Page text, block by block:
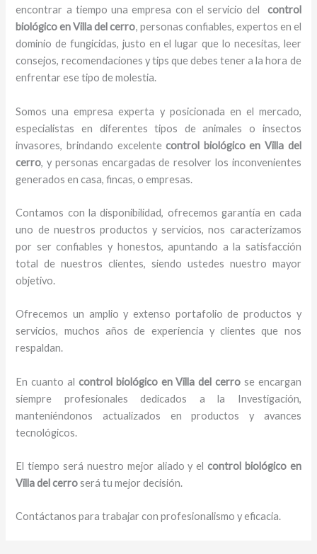
encontrar a tiempo una empresa con el servicio del control
biológico en Villa del cerro, personas confiables, expertos en el
dominio de fungicidas, justo en el lugar que lo necesitas, leer
consejos, recomendaciones y tips que debes tener a la hora de
enfrentar ese tipo de molestia.
Somos una empresa experta y posicionada en el mercado,
especialistas en diferentes tipos de animales o insectos
invasores, brindando excelentecontrol biológico en Villa del
cerro, y personas encargadas de resolver los inconvenientes
generados en casa, fincas, o empresas.
Contamos con la disponibilidad, ofrecemos garantía en cada
uno de nuestros productos y servicios, nos caracterizamos
por ser confiables y honestos, apuntando a la satisfacción
total de nuestros clientes, siendo ustedes nuestro mayor
objetivo.
Ofrecemos un amplio y extenso portafolio de productos y
servicios, muchos años de experiencia y clientes que nos
respaldan.
En cuanto al control biológico en Villa del cerro se encargan
siempre profesionales dedicados a la Investigación,
manteniéndonos actualizados en productos y avances
tecnológicos.
El tiempo será nuestro mejor aliado y el control biológico en
Villa del cerroserá tu mejor decisión.
Contáctanos para trabajar con profesionalismo y eficacia.